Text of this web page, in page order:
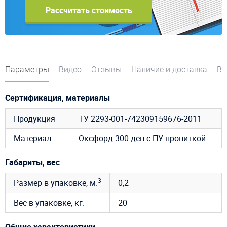
Рассчитать стоимость
Параметры Видео Отзывы Наличие и доставка
Сертификация, материалы
Продукция
ТУ 2293-001-742309159676-2011
Материал
Оксфорд300 ден с ПУ пропиткой
Габариты, вес
Размер в упаковке, м.3
0,2
Вес в упаковке, кг.
20